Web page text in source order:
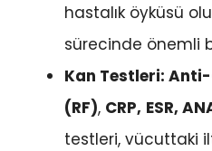
hastalık öyküsü
sürecinde önemli
Kan Testleri:
(RF), CRP, ESR,
testleri, vücuttaki